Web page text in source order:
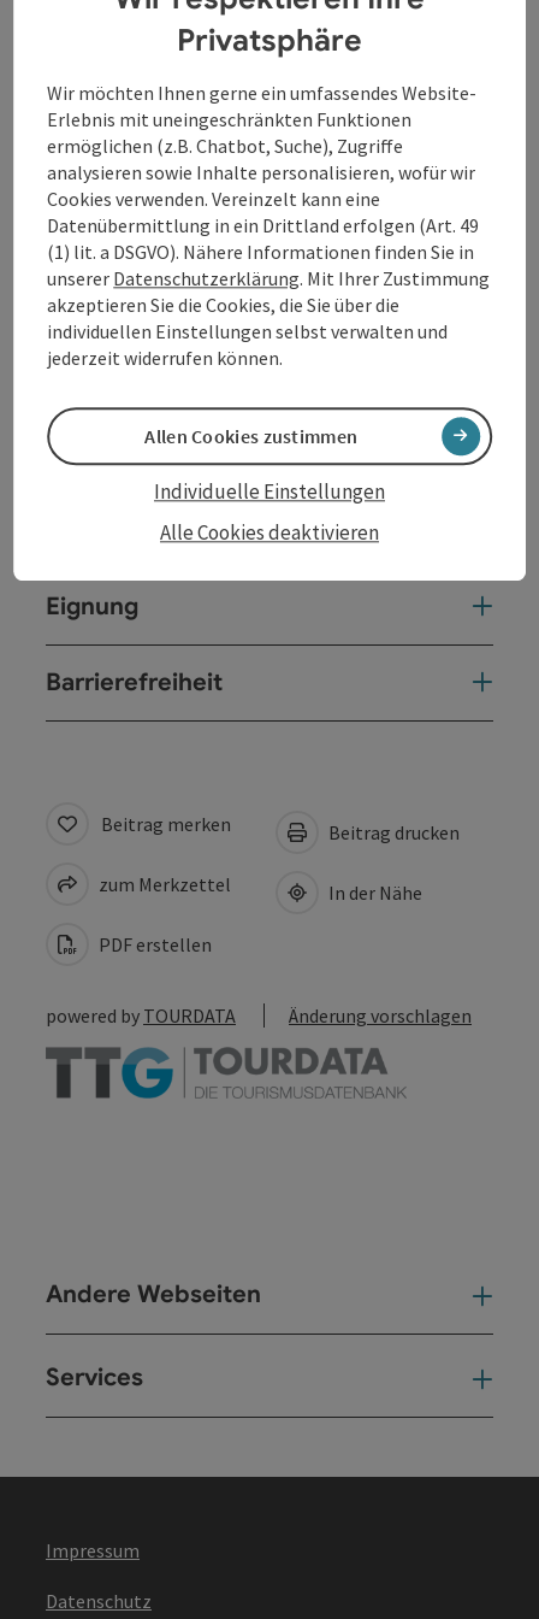
Schon um 17:00 Uhr geht es los. So ist ausgiebig Zeit
durch das Stadtzentrum zu schlendern. Denn bei
einem entspannten und gemütlichen Stadtbummel
erleben Sie als Besucher besondere Einkaufsmomente
bis mindestens 21 Uhr und darüber hinaus auch
Musik- und Genuss-Erlebnisse.
Kontakt
Veranstaltungsort
Anreise/Lage
Preise
Ausstattung
Eignung
Barrierefreiheit
Beitrag merken
zum Merkzettel
PDF erstellen
Beitrag drucken
In der Nähe
powered by TOURDATA Änderung vorschlagen
Andere Webseiten
Services
Impressum
Datenschutz
Privatsphäre
Wir möchten Ihnen gerne ein umfassendes Website-
Erlebnis mit uneingeschränkten Funktionen
ermöglichen (z.B. Chatbot, Suche), Zugriffe
analysieren sowie Inhalte personalisieren, wofür wir
Cookies verwenden. Vereinzelt kann eine
Datenübermittlung in ein Drittland erfolgen (Art. 49
(1) lit. a DSGVO). Nähere Informationen finden Sie in
unserer Datenschutzerklärung. Mit Ihrer Zustimmung
akzeptieren Sie die Cookies, die Sie über die
individuellen Einstellungen selbst verwalten und
jederzeit widerrufen können.
Alle Cookies deaktivieren
Individuelle Einstellungen
Allen Cookies zustimmen